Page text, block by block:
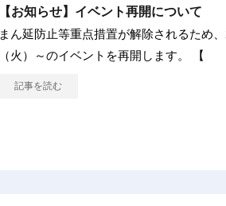
【お知らせ】イベント再開について
まん延防止等重点措置が解除されるため
（火）～のイベントを再開します。 【
記事を読む